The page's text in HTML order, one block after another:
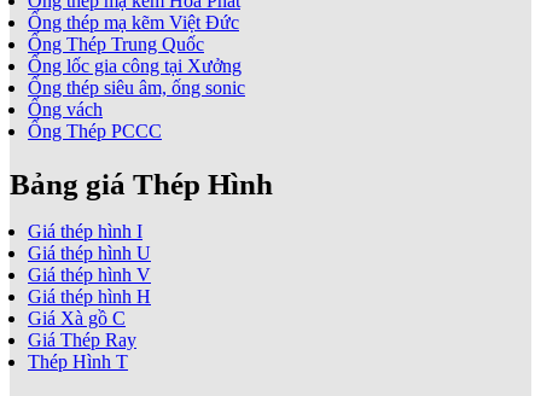
Ống thép mạ kẽm Việt Đức
Ống Thép Trung Quốc
Ống lốc gia công tại Xưởng
Ống thép siêu âm, ống sonic
Ống vách
Ống Thép PCCC
Bảng giá Thép Hình
Giá thép hình I
Giá thép hình U
Giá thép hình V
Giá thép hình H
Giá Xà gồ C
Giá Thép Ray
Thép Hình T